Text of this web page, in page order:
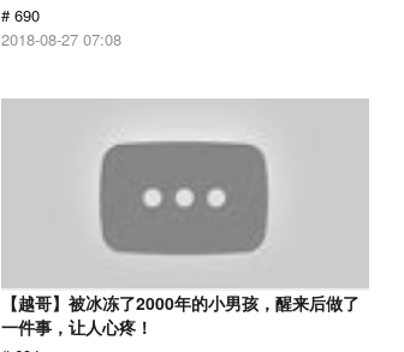
# 690
2018-08-27 07:08
【越哥】被冰冻了2000年的小男孩，醒来后做了
一件事，让人心疼！